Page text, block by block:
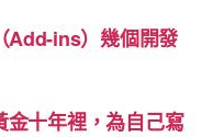
Add-ins）幾個開發
十年裡，為自己寫